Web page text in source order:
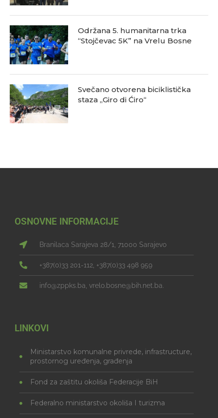
Održana 5. humanitarna trka
“Stojčevac 5K” na Vrelu Bosne
Svečano otvorena biciklistička
staza „Giro di Ćiro“
OSNOVNE INFORMACIJE
Branilaca Sarajeva 28/1, 71000 Sarajevo
+387(0)33 201-112, +387(0)33 498 959
info@zppks.ba, vrelo.bosne@bih.net.ba.
LINKOVI
Ministarstvo komunalne privrede, infrastructure,
prostornog uređenja, građenja
Fond za zaštitu okoliša Federacije BiH
Federalno ministarstvo okoliša I turizma